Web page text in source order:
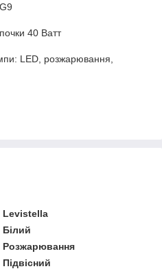
40 Ватт
LED, розжарювання,
Levistella
Білий
Розжарювання
Підвісний